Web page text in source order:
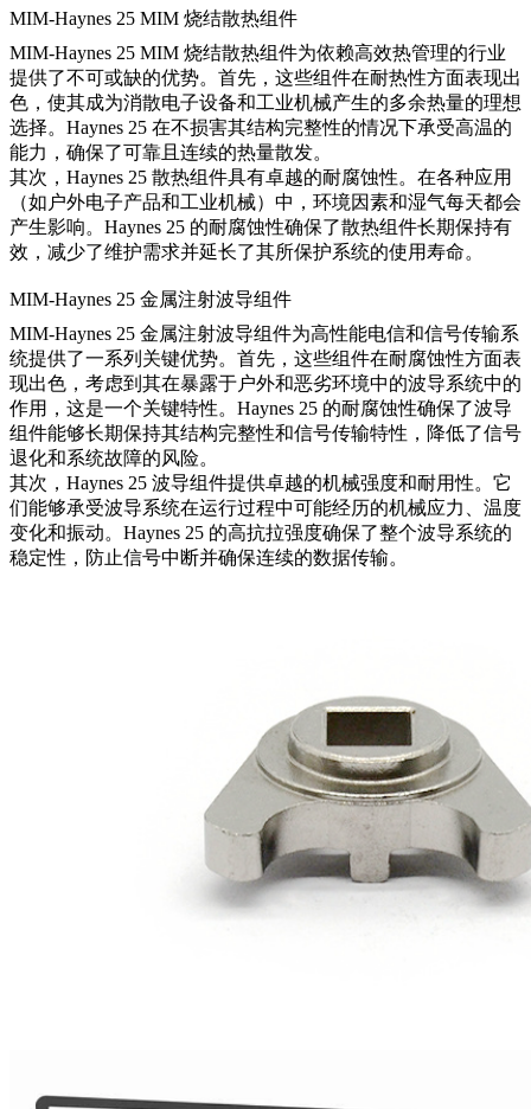
MIM-Haynes 25 MIM 烧结散热组件
MIM-Haynes 25 MIM 烧结散热组件为依赖高效热管理的行业
提供了不可或缺的优势。首先，这些组件在耐热性方面表现出
色，使其成为消散电子设备和工业机械产生的多余热量的理想
选择。Haynes 25 在不损害其结构完整性的情况下承受高温的
能力，确保了可靠且连续的热量散发。
其次，Haynes 25 散热组件具有卓越的耐腐蚀性。在各种应用
（如户外电子产品和工业机械）中，环境因素和湿气每天都会
产生影响。Haynes 25 的耐腐蚀性确保了散热组件长期保持有
效，减少了维护需求并延长了其所保护系统的使用寿命。
MIM-Haynes 25 金属注射波导组件
MIM-Haynes 25 金属注射波导组件为高性能电信和信号传输系
统提供了一系列关键优势。首先，这些组件在耐腐蚀性方面表
现出色，考虑到其在暴露于户外和恶劣环境中的波导系统中的
作用，这是一个关键特性。Haynes 25 的耐腐蚀性确保了波导
组件能够长期保持其结构完整性和信号传输特性，降低了信号
退化和系统故障的风险。
其次，Haynes 25 波导组件提供卓越的机械强度和耐用性。它
们能够承受波导系统在运行过程中可能经历的机械应力、温度
变化和振动。Haynes 25 的高抗拉强度确保了整个波导系统的
稳定性，防止信号中断并确保连续的数据传输。